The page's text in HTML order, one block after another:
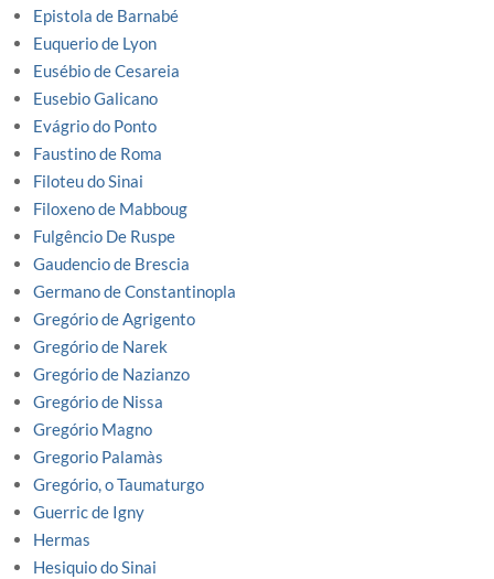
Epistola de Barnabé
Euquerio de Lyon
Eusébio de Cesareia
Eusebio Galicano
Evágrio do Ponto
Faustino de Roma
Filoteu do Sinai
Filoxeno de Mabboug
Fulgêncio De Ruspe
Gaudencio de Brescia
Germano de Constantinopla
Gregório de Agrigento
Gregório de Narek
Gregório de Nazianzo
Gregório de Nissa
Gregório Magno
Gregorio Palamàs
Gregório, o Taumaturgo
Guerric de Igny
Hermas
Hesiquio do Sinai